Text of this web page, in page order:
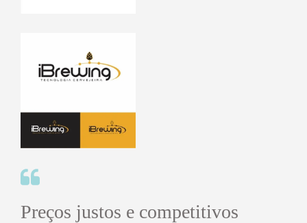
Preços justos e competitivos